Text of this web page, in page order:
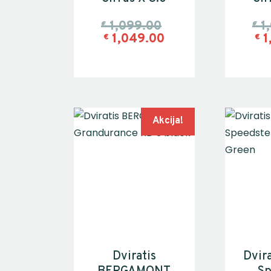
€ 1,099.00
€ 1,049.00
€
€
Akcija!
Dviratis